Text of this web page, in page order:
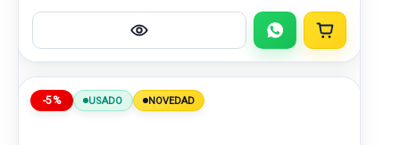
-5% USADO NOVEDAD